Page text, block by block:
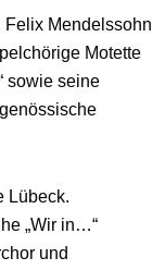
Felix Mendelssohn
Motette
sowie seine
Lübeck.
„Wir in…“
und